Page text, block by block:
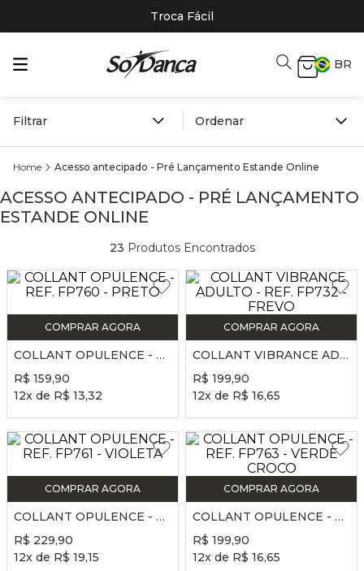
Troca Fácil
BR
Filtrar
Acesso antecipado - Pré Lançamento Estande Online
ACESSO ANTECIPADO - PRÉ LANÇAMENTO
ESTANDE ONLINE
23 Produtos Encontrados
COMPRAR AGORA
COLLANT OPULENCE - REF. FP760 - PRETO
R$ 159,90
12x de R$ 13,32
COMPRAR AGORA
COLLANT VIBRANCE ADULTO - REF. FP732 - FREVO
R$ 199,90
12x de R$ 16,65
COMPRAR AGORA
COLLANT OPULENCE - REF. FP761 - VIOLETA
R$ 229,90
12x de R$ 19,15
COMPRAR AGORA
COLLANT OPULENCE - REF. FP763 - VERDE CROCO
R$ 199,90
12x de R$ 16,65